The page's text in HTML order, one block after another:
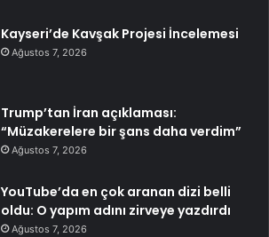
Kayseri’de Kavşak Projesi İncelemesi
Ağustos 7, 2026
Trump’tan İran açıklaması:
“Müzakerelere bir şans daha verdim”
Ağustos 7, 2026
YouTube’da en çok aranan dizi belli
oldu: O yapım adını zirveye yazdırdı
Ağustos 7, 2026